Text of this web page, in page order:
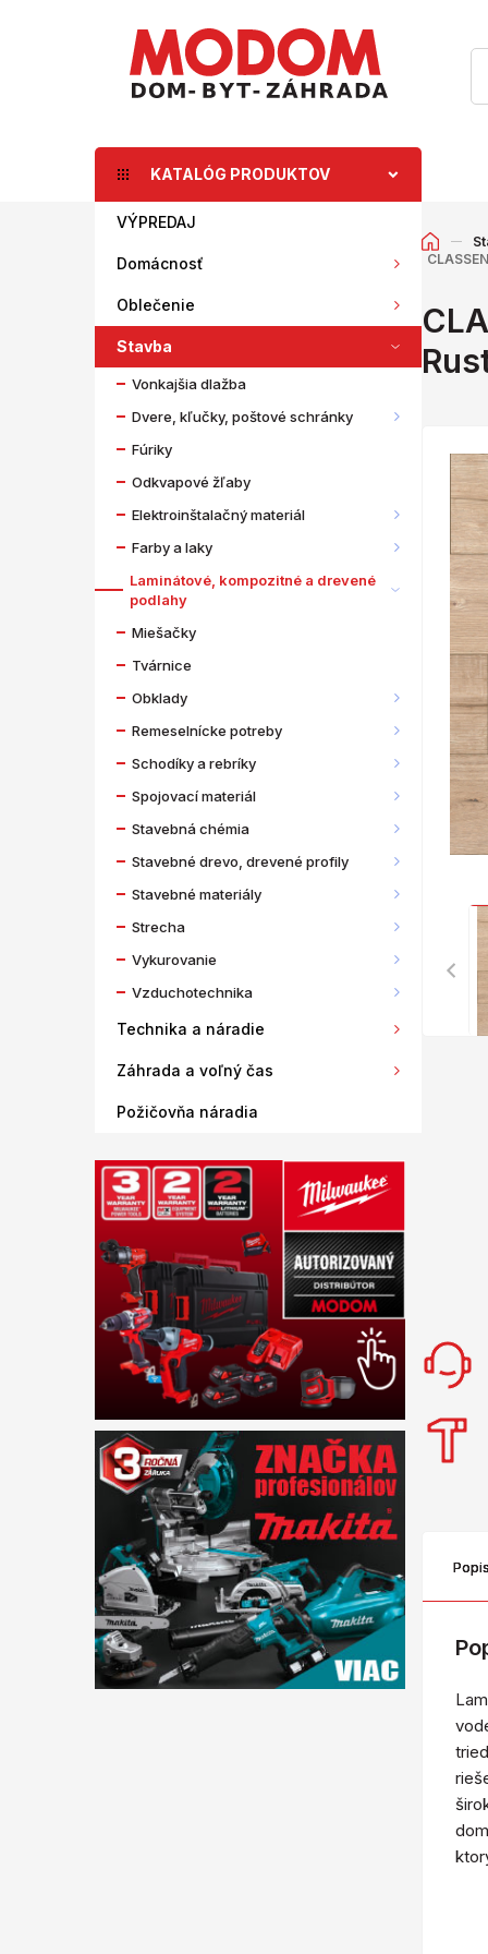
KATALÓG PRODUKTOV
VÝPREDAJ
Domácnosť
Oblečenie
Stavba
Vonkajšia dlažba
Dvere, kľučky, poštové schránky
Fúriky
Odkvapové žľaby
Elektroinštalačný materiál
Farby a laky
Laminátové, kompozitné a drevené
podlahy
Miešačky
Tvárnice
Obklady
Remeselnícke potreby
Schodíky a rebríky
Spojovací materiál
Stavebná chémia
Stavebné drevo, drevené profily
Stavebné materiály
Strecha
Vykurovanie
Vzduchotechnika
Technika a náradie
Záhrada a voľný čas
Požičovňa náradia